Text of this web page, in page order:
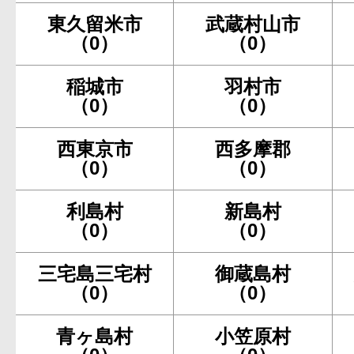
東久留米市
（0）
武蔵村山市
（0）
稲城市
（0）
羽村市
（0）
西東京市
（0）
西多摩郡
（0）
利島村
（0）
新島村
（0）
三宅島三宅村
（0）
御蔵島村
（0）
青ヶ島村
小笠原村